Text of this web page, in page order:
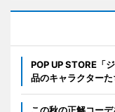
POP UP STORE「
品のキャラクターた